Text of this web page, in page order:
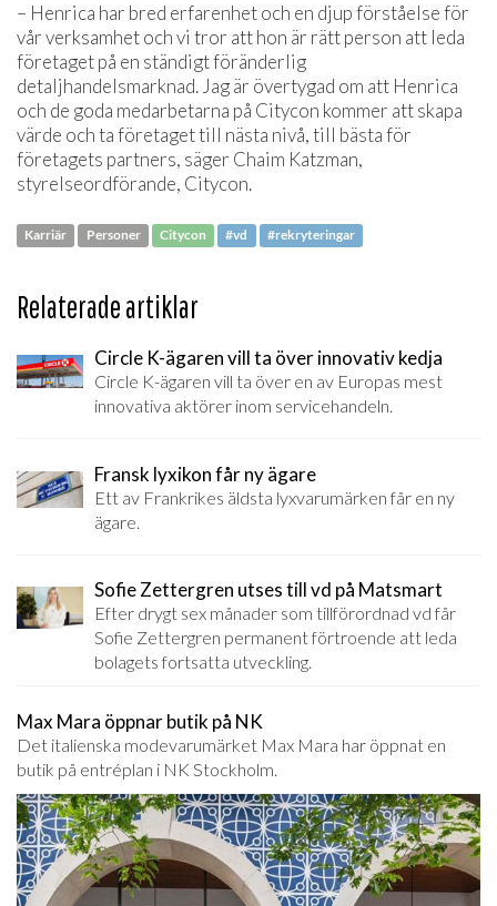
– Henrica har bred erfarenhet och en djup förståelse för
vår verksamhet och vi tror att hon är rätt person att leda
företaget på en ständigt föränderlig
detaljhandelsmarknad. Jag är övertygad om att Henrica
och de goda medarbetarna på Citycon kommer att skapa
värde och ta företaget till nästa nivå, till bästa för
företagets partners, säger Chaim Katzman,
styrelseordförande, Citycon.
Karriär Personer Citycon #vd #rekryteringar
Relaterade artiklar
Circle K-ägaren vill ta över innovativ kedja
Circle K-ägaren vill ta över en av Europas mest
innovativa aktörer inom servicehandeln.
Fransk lyxikon får ny ägare
Ett av Frankrikes äldsta lyxvarumärken får en ny
ägare.
Sofie Zettergren utses till vd på Matsmart
Efter drygt sex månader som tillförordnad vd får
Sofie Zettergren permanent förtroende att leda
bolagets fortsatta utveckling.
Max Mara öppnar butik på NK
Det italienska modevarumärket Max Mara har öppnat en
butik på entréplan i NK Stockholm.